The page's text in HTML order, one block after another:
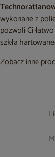
wykonane z
pozwoli Ci
szkła
Zobacz inne